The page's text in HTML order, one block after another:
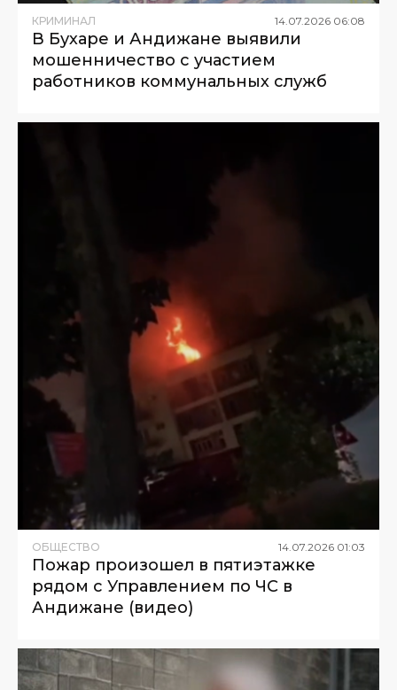
КРИМИНАЛ 14.07.2026 06:08
В Бухаре и Андижане выявили
мошенничество с участием
работников коммунальных служб
ОБЩЕСТВО 14.07.2026 01:03
Пожар произошел в пятиэтажке
рядом с Управлением по ЧС в
Андижане (видео)